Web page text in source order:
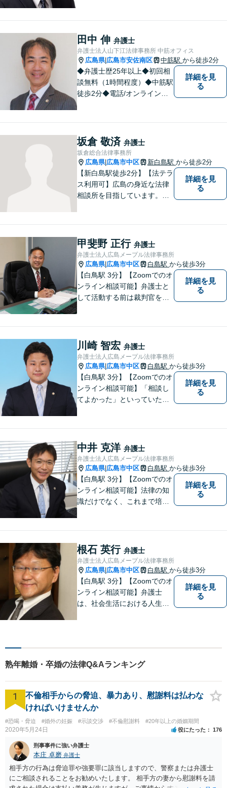
面談も承っています！【借金
問題相談無料】
田中 伸 弁護士
弁護士法人山下江法律事務所 中筋オフィス
広島県| 広島市安佐南区 中筋駅 から徒歩2分
◆弁護士歴25年以上◆初回相
談無料（1時間程度）◆中筋駅
徒歩2分◆電話/オンライン相
地域の皆様に寄り添い、地域
密着型の法律事務所としてよ
り身近な法的サービスを提供
します。
詳細を見
る
坂倉 敬済 弁護士
坂倉総合法律事務所
広島県| 広島市中区 新白島駅 から徒歩2分
【新白島駅徒歩2分】【法テラ
ス利用可】広島の身近な法律
相談所を目指しています。依
ルにお悩みの方はご相談くだ
さい。
詳細を見
る
甲斐野 正行 弁護士
弁護士法人広島メープル法律事務所
広島県| 広島市中区 白島駅 から徒歩3分
【白鳥駅 3分】【Zoomでのオ
ンライン相談可能】弁護士と
して活動する前は裁判官を務
と思っています。少しでも何
か気になることがありました
ら、お気軽にご相談くださ
い。
詳細を見
る
川崎 智宏 弁護士
弁護士法人広島メープル法律事務所
広島県| 広島市中区 白島駅 から徒歩3分
【白鳥駅 3分】【Zoomでのオ
ンライン相談可能】「相談し
てよかった」といっていただ
スペースのご用意が可能で
す。ご希望の方はご予約の際
にお申し付けください。
詳細を見
る
中井 克洋 弁護士
弁護士法人広島メープル法律事務所
広島県| 広島市中区 白島駅 から徒歩3分
【白鳥駅 3分】【Zoomでのオ
ンライン相談可能】法律の知
識だけでなく、これまで培っ
ってまいります。 ぜひご相談
ください。
詳細を見
る
根石 英行 弁護士
弁護士法人広島メープル法律事務所
広島県| 広島市中区 白島駅 から徒歩3分
【白鳥駅 3分】【Zoomでのオ
ンライン相談可能】弁護士
は、社会生活における人生の
整えておりますので、困った
とき、迷ったときはお気軽に
ご相談ください。
詳細を見
る
熟年離婚・卒婚の法律Q&Aランキング
1
不倫相手からの脅迫、暴力あり、慰謝料は払わな
ければいけませんか
#恐喝・脅迫 #婚外の妊娠 #示談交渉 #不倫慰謝料 #20年以上の婚姻期間
2020年5月24日 役にたった 176
刑事事件に強い弁護士
本庄 卓磨 弁護士
相手方の行為は脅迫罪や強要罪に該当しますので、警察または弁護士
にご相談されることをお勧めいたします。 相手方の妻から慰謝料を請